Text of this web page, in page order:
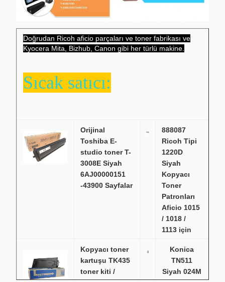
Doğrudan Ricoh aficio parçaları ve toner fabrikası ve
Kyocera Mita, Bizhub, Canon gibi her türlü makine.
Sıcak satıcı:
Orijinal
Toshiba E-
studio toner T-
3008E Siyah
6AJ00000151
-43900 Sayfalar
888087
Ricoh Tipi
1220D
Siyah
Kopyacı
Toner
Patronları
Aficio 1015
/ 1018 /
1113 için
Kopyacı toner
kartuşu TK435
toner kiti /
Konica
TN511
Siyah 024M